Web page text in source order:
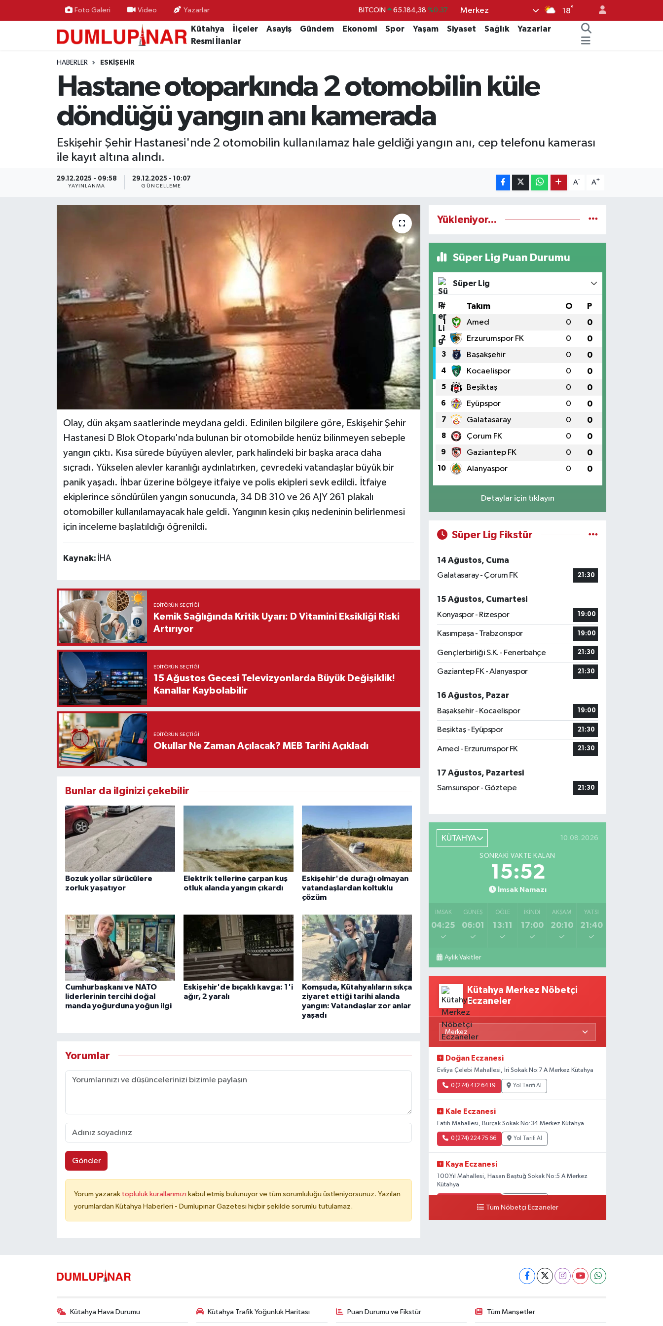
Foto Galeri Video Yazarlar BITCOIN 65.184,38 %0.37
DOLAR 47,7239 %0.01
GRAM ALTIN 6664.02 %0.05
Merkez 18°
Kütahya İlçeler Asayiş Gündem Ekonomi Spor Yaşam Siyaset Sağlık
Yazarlar
Resmi İlanlar
HABERLER ESKIŞEHIR
Hastane otoparkında 2 otomobilin küle
döndüğü yangın anı kamerada
Eskişehir Şehir Hastanesi'nde 2 otomobilin kullanılamaz hale geldiği yangın anı, cep telefonu kamerası
ile kayıt altına alındı.
29.12.2025 - 09:58
YAYINLANMA
29.12.2025 - 10:07
GÜNCELLEME
A- A+
Olay, dün akşam saatlerinde meydana geldi. Edinilen bilgilere göre, Eskişehir Şehir
Hastanesi D Blok Otoparkı'nda bulunan bir otomobilde henüz bilinmeyen sebeple
yangın çıktı. Kısa sürede büyüyen alevler, park halindeki bir başka araca daha
sıçradı. Yükselen alevler karanlığı aydınlatırken, çevredeki vatandaşlar büyük bir
panik yaşadı. İhbar üzerine bölgeye itfaiye ve polis ekipleri sevk edildi. İtfaiye
ekiplerince söndürülen yangın sonucunda, 34 DB 310 ve 26 AJY 261 plakalı
otomobiller kullanılamayacak hale geldi. Yangının kesin çıkış nedeninin belirlenmesi
için inceleme başlatıldığı öğrenildi.
Kaynak: İHA
EDITÖRÜN SEÇTIĞI
Kemik Sağlığında Kritik Uyarı: D Vitamini Eksikliği Riski
Artırıyor
EDITÖRÜN SEÇTIĞI
15 Ağustos Gecesi Televizyonlarda Büyük Değişiklik!
Kanallar Kaybolabilir
EDITÖRÜN SEÇTIĞI
Okullar Ne Zaman Açılacak? MEB Tarihi Açıkladı
Bunlar da ilginizi çekebilir
Bozuk yollar sürücülere
zorluk yaşatıyor
Elektrik tellerine çarpan kuş
otluk alanda yangın çıkardı
Eskişehir'de durağı olmayan
vatandaşlardan koltuklu
çözüm
Cumhurbaşkanı ve NATO
liderlerinin tercihi doğal
manda yoğurduna yoğun ilgi
Eskişehir'de bıçaklı kavga: 1'i
ağır, 2 yaralı
Komşuda, Kütahyalıların sıkça
ziyaret ettiği tarihi alanda
yangın: Vatandaşlar zor anlar
yaşadı
Yorumlar
Gönder
Yorum yazarak topluluk kurallarımızı kabul etmiş bulunuyor ve tüm sorumluluğu üstleniyorsunuz. Yazılan
yorumlardan Kütahya Haberleri - Dumlupınar Gazetesi hiçbir şekilde sorumlu tutulamaz.
Yükleniyor...
Süper Lig Puan Durumu
Süper Lig
# Takım O P
1 Amed 0 0
2 Erzurumspor FK 0 0
3 Başakşehir 0 0
4 Kocaelispor 0 0
5 Beşiktaş 0 0
6 Eyüpspor 0 0
7 Galatasaray 0 0
8 Çorum FK 0 0
9 Gaziantep FK 0 0
10 Alanyaspor 0 0
Detaylar için tıklayın
Süper Lig Fikstür
14 Ağustos, Cuma
Galatasaray - Çorum FK
21:30
15 Ağustos, Cumartesi
Konyaspor - Rizespor
19:00
Kasımpaşa - Trabzonspor 19:00
Gençlerbirliği S.K. - Fenerbahçe 21:30
Gaziantep FK - Alanyaspor 21:30
16 Ağustos, Pazar
Başakşehir - Kocaelispor
19:00
Beşiktaş - Eyüpspor 21:30
Amed - Erzurumspor FK 21:30
17 Ağustos, Pazartesi
Samsunspor - Göztepe
21:30
KÜTAHYA 10.08.2026
SONRAKI VAKTE KALAN
15:51
İmsak Namazı
İMSAK
04:25
GÜNEŞ
06:01
ÖĞLE
13:11
İKINDI
17:00
AKŞAM
20:10
YATSI
21:40
Aylık Vakitler
Kütahya Merkez Nöbetçi
Eczaneler
Doğan Eczanesi
Evliya Çelebi Mahallesi, İri Sokak No:7 A Merkez Kütahya
0 (274) 412 64 19 Yol Tarifi Al
Kale Eczanesi
Fatih Mahallesi, Burçak Sokak No:34 Merkez Kütahya
0 (274) 224 75 66 Yol Tarifi Al
Kaya Eczanesi
100.Yıl Mahallesi, Hasan Baştuğ Sokak No:5 A Merkez
Kütahya
Tüm Nöbetçi Eczaneler
Kütahya Hava Durumu Kütahya Trafik Yoğunluk Haritası Puan Durumu ve Fikstür Tüm Manşetler
Ekonomi
Eleman
Kültür-Sanat
Magazin
Teknoloji
Vefat Haberleri
Kütahya Hava Durumu
Kütahya Trafik Yoğunluk Haritası
Süper Lig Puan Durumu ve Fikstür
Tüm Manşetler
Son Dakika Haberleri
Haber Arşivi